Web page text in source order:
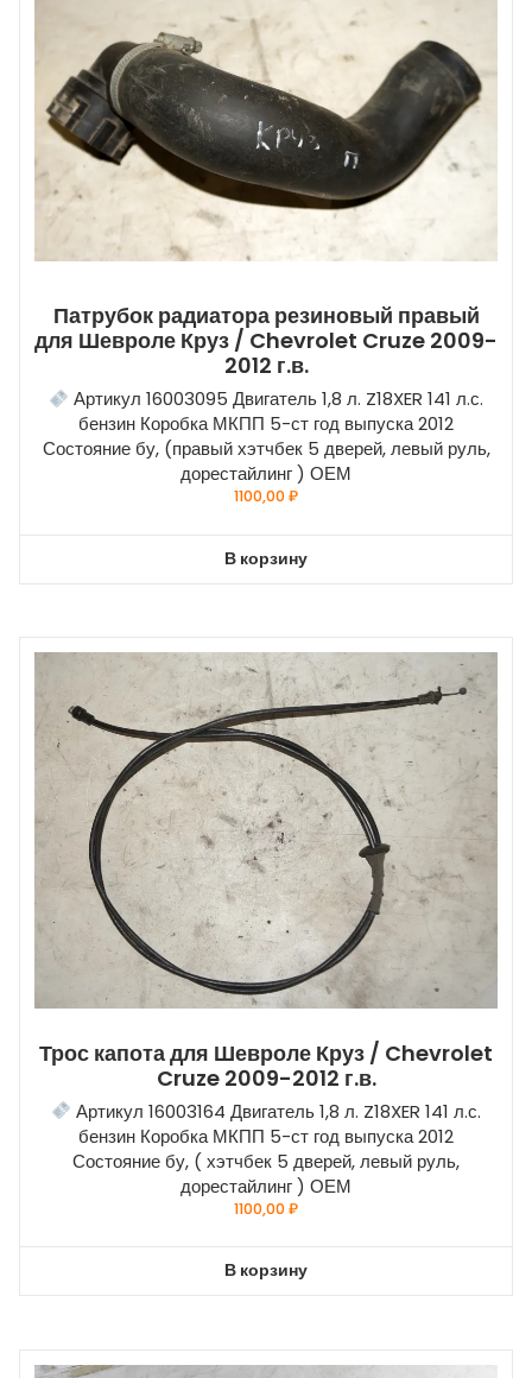
Патрубок радиатора резиновый правый
для Шевроле Круз / Chevrolet Cruze 2009-
2012 г.в.
Артикул 16003095 Двигатель 1,8 л. Z18XER 141 л.с.
бензин Коробка МКПП 5-ст год выпуска 2012
Состояние бу, (правый хэтчбек 5 дверей, левый руль,
дорестайлинг ) ОЕМ
1100,00₽
В корзину
Трос капота для Шевроле Круз / Chevrolet
Cruze 2009-2012 г.в.
Артикул 16003164 Двигатель 1,8 л. Z18XER 141 л.с.
бензин Коробка МКПП 5-ст год выпуска 2012
Состояние бу, ( хэтчбек 5 дверей, левый руль,
дорестайлинг ) ОЕМ
1100,00₽
В корзину